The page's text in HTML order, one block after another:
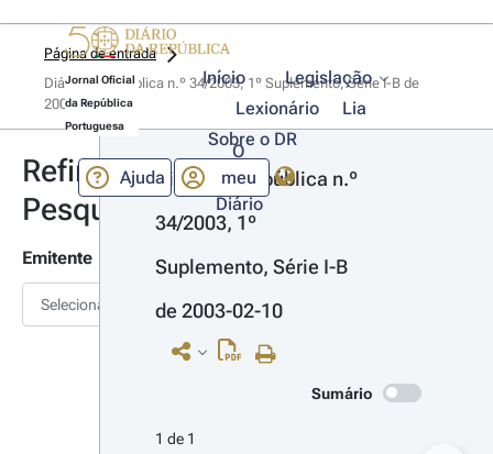
Jornal Oficial
da República
Portuguesa
Início
Legislação
Lexionário
Lia
Sobre o DR
Ajuda
O
meu
Diário
Página de entrada
Diário da República n.º 34/2003, 1º Suplemento, Série I-B de
2003-02-10
Refinar
Pesquisa
Emitente
Selecionar
Diário da República n.º
34/2003, 1º
Suplemento, Série I-B
de 2003-02-10
Sumário
1 de 1